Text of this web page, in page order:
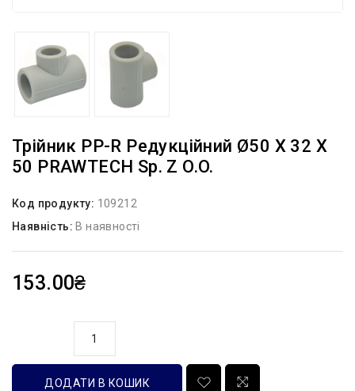
Трійник PP-R Редукційний Ø50 X 32 X
50 PRAWTECH Sp. Z O.o.
Код продукту: 109212
Наявність: В наявності
153.00₴
ДОДАТИ В КОШИК